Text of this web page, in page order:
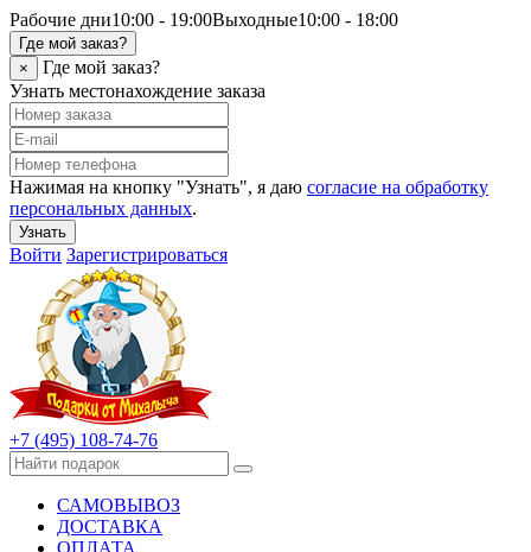
Рабочие дни10:00 - 19:00Выходные10:00 - 18:00
Где мой заказ?
×
Где мой заказ?
Узнать местонахождение заказа
Нажимая на кнопку "Узнать", я даю согласие на обработку
персональных данных.
Узнать
Войти Зарегистрироваться
+7 (495) 108-74-76
САМОВЫВОЗ
ДОСТАВКА
ОПЛАТА